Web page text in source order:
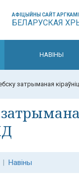
АФІЦЫЙНЫ САЙТ
БЕЛАРУСКАЯ
НАВІНЫ
затрыманая
| Навіны